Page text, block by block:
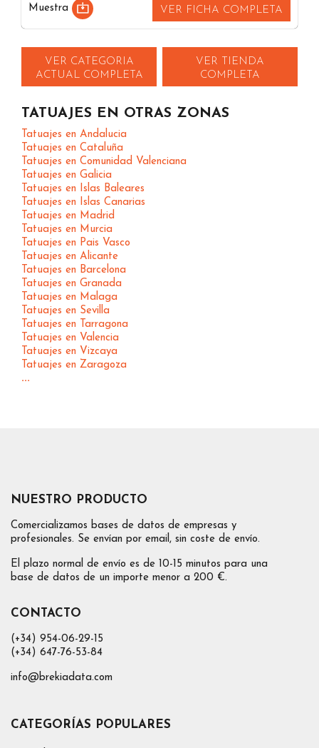
Muestra VER FICHA COMPLETA
VER CATEGORIA
ACTUAL COMPLETA
VER TIENDA
COMPLETA
TATUAJES EN OTRAS ZONAS
Tatuajes en Andalucia
Tatuajes en Cataluña
Tatuajes en Comunidad Valenciana
Tatuajes en Galicia
Tatuajes en Islas Baleares
Tatuajes en Islas Canarias
Tatuajes en Madrid
Tatuajes en Murcia
Tatuajes en Pais Vasco
Tatuajes en Alicante
Tatuajes en Barcelona
Tatuajes en Granada
Tatuajes en Malaga
Tatuajes en Sevilla
Tatuajes en Tarragona
Tatuajes en Valencia
Tatuajes en Vizcaya
Tatuajes en Zaragoza
...
NUESTRO PRODUCTO
Comercializamos bases de datos de empresas y
profesionales. Se envían por email, sin coste de envío.
El plazo normal de envío es de 10-15 minutos para una
base de datos de un importe menor a 200 €.
CONTACTO
(+34) 954-06-29-15
(+34) 647-76-53-84
info@brekiadata.com
CATEGORÍAS POPULARES